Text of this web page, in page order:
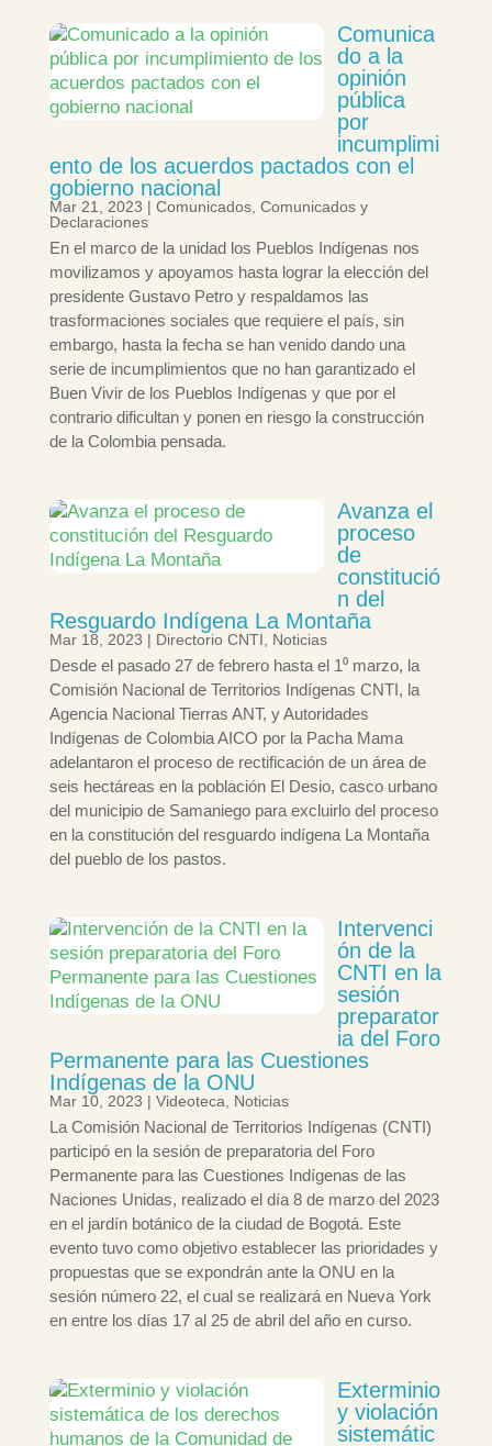
Comunica
do a la
opinión
pública
por
incumplimi
ento de los acuerdos pactados con el
gobierno nacional
Mar 21, 2023 | Comunicados, Comunicados y
Declaraciones
En el marco de la unidad los Pueblos Indígenas nos
movilizamos y apoyamos hasta lograr la elección del
presidente Gustavo Petro y respaldamos las
trasformaciones sociales que requiere el país, sin
embargo, hasta la fecha se han venido dando una
serie de incumplimientos que no han garantizado el
Buen Vivir de los Pueblos Indígenas y que por el
contrario dificultan y ponen en riesgo la construcción
de la Colombia pensada.
Avanza el
proceso
de
constitució
n del
Resguardo Indígena La Montaña
Mar 18, 2023 | Directorio CNTI Noticias
Desde el pasado 27 de febrero hasta el 1⁰ marzo, la
Comisión Nacional de Territorios Indígenas CNTI, la
Agencia Nacional Tierras ANT, y Autoridades
Indígenas de Colombia AICO por la Pacha Mama
adelantaron el proceso de rectificación de un área de
seis hectáreas en la población El Desio, casco urbano
del municipio de Samaniego para excluirlo del proceso
en la constitución del resguardo indígena La Montaña
del pueblo de los pastos.
Intervenci
ón de la
CNTI en la
sesión
preparator
ia del Foro
Permanente para las Cuestiones
Indígenas de la ONU
Mar 10, 2023 | Videoteca Noticias
La Comisión Nacional de Territorios Indígenas (CNTI)
participó en la sesión de preparatoria del Foro
Permanente para las Cuestiones Indígenas de las
Naciones Unidas, realizado el día 8 de marzo del 2023
en el jardín botánico de la ciudad de Bogotá. Este
evento tuvo como objetivo establecer las prioridades y
propuestas que se expondrán ante la ONU en la
sesión número 22, el cual se realizará en Nueva York
en entre los días 17 al 25 de abril del año en curso.
Exterminio
y violación
sistemátic